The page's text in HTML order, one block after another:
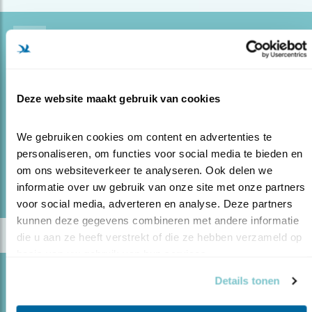
Deze website maakt gebruik van cookies
We gebruiken cookies om content en advertenties te
personaliseren, om functies voor social media te bieden en
om ons websiteverkeer te analyseren. Ook delen we
informatie over uw gebruik van onze site met onze partners
voor social media, adverteren en analyse. Deze partners
kunnen deze gegevens combineren met andere informatie
die u aan ze heeft verstrekt of die ze hebben verzameld op
Details tonen
Blog
PERFECTE VERREKIJKER VOOR OP REIS
het team elke dag de uitdaging om alle bezoekers
lees meer
Door Martijn Overbeeke